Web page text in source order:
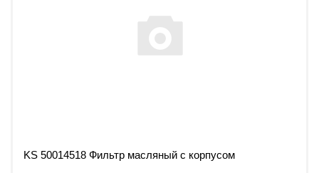
KS 50014518 Фильтр масляный с корпусом